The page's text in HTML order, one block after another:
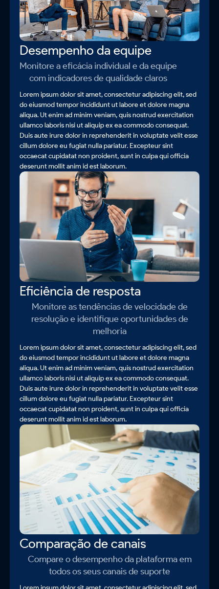
Desempenho da equipe
Monitore a eficácia individual e da equipe
com indicadores de qualidade claros
Lorem ipsum dolor sit amet, consectetur adipiscing elit, sed
do eiusmod tempor incididunt ut labore et dolore magna
aliqua. Ut enim ad minim veniam, quis nostrud exercitation
ullamco laboris nisi ut aliquip ex ea commodo consequat.
Duis aute irure dolor in reprehenderit in voluptate velit esse
cillum dolore eu fugiat nulla pariatur. Excepteur sint
occaecat cupidatat non proident, sunt in culpa qui officia
deserunt mollit anim id est laborum.
Eficiência de resposta
Monitore as tendências de velocidade de
resolução e identifique oportunidades de
melhoria
Lorem ipsum dolor sit amet, consectetur adipiscing elit, sed
do eiusmod tempor incididunt ut labore et dolore magna
aliqua. Ut enim ad minim veniam, quis nostrud exercitation
ullamco laboris nisi ut aliquip ex ea commodo consequat.
Duis aute irure dolor in reprehenderit in voluptate velit esse
cillum dolore eu fugiat nulla pariatur. Excepteur sint
occaecat cupidatat non proident, sunt in culpa qui officia
deserunt mollit anim id est laborum.
Comparação de canais
Compare o desempenho da plataforma em
todos os seus canais de suporte